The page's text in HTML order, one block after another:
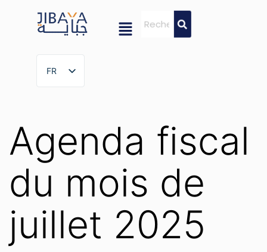
FR
FR
Agenda fiscal
du mois de
juillet 2025